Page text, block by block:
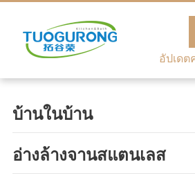
อัปเดต
บ้านในบ้าน
อ่างล้างจานสแตนเลส